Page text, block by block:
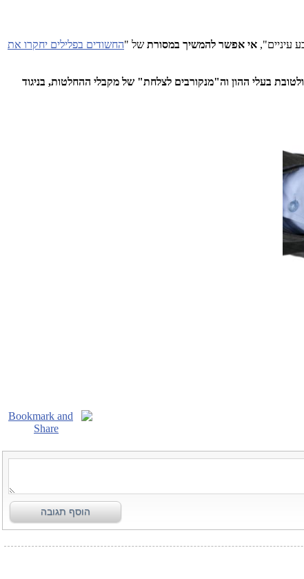
עיניים", אי אפשר להמשיך במסורת של "החשודים בפלילים יחקרו את
בעלי ההון וה"מנקורבים לצלחת" של מקבלי ההחלטות, בניגוד